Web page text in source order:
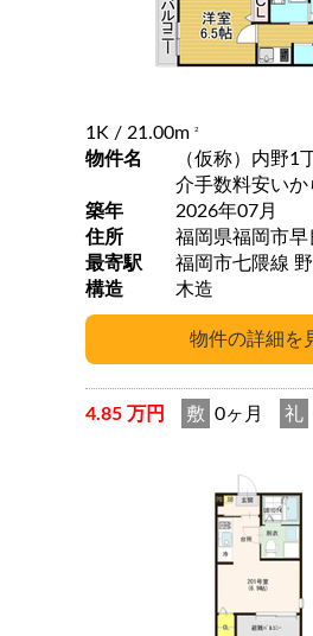
1K / 21.00m 2
物件名
（仮称）内野
介手数料安いか
築年
2026年07月
住所
福岡県福岡市早
最寄駅
構造
木造
4.85 万円 敷 0ヶ月 礼